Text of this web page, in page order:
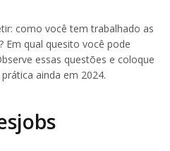
como você tem trabalhado as
Em qual quesito você pode
essas questões e coloque
ainda em 2024.